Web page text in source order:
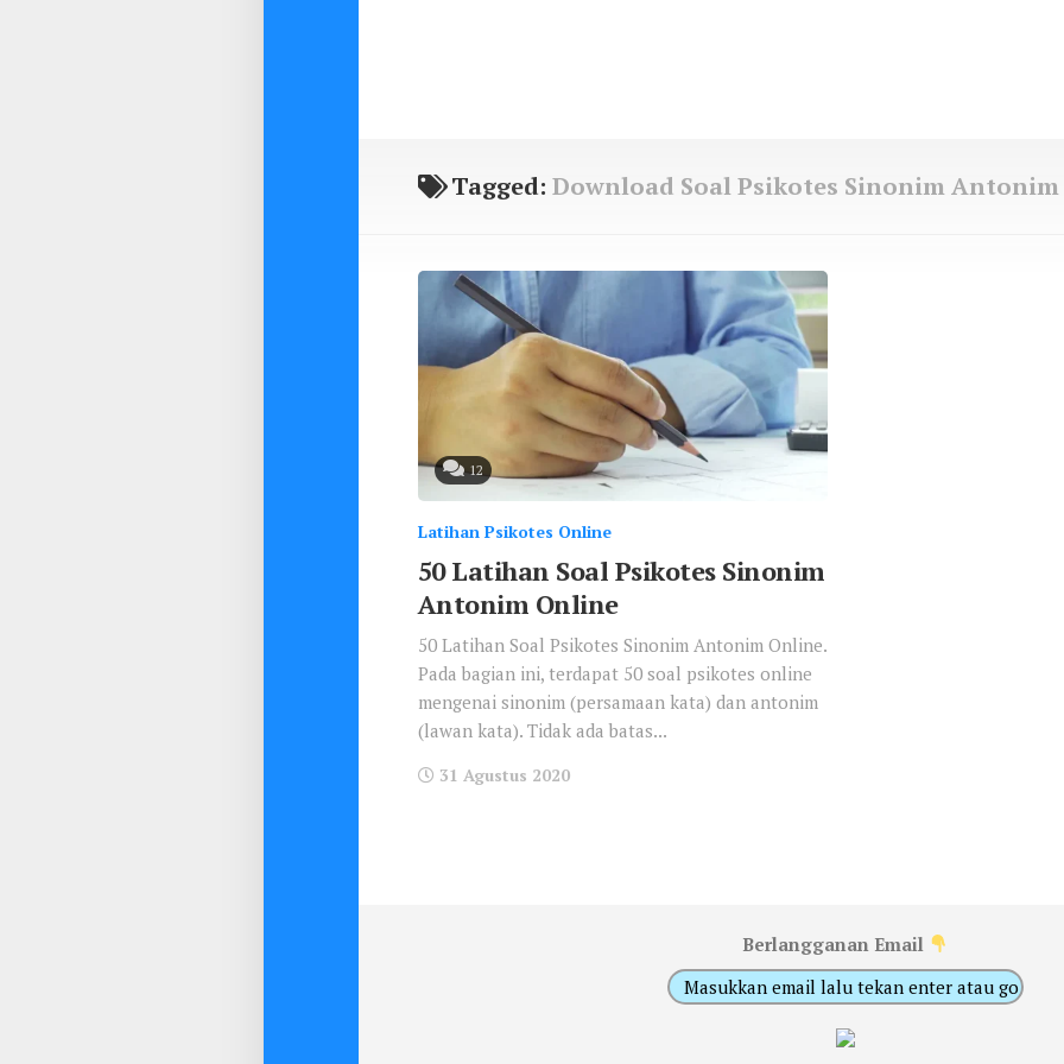
Tagged: Download Soal Psikotes Sinonim Antonim
12
Latihan Psikotes Online
50 Latihan Soal Psikotes Sinonim
Antonim Online
50 Latihan Soal Psikotes Sinonim Antonim Online.
Pada bagian ini, terdapat 50 soal psikotes online
mengenai sinonim (persamaan kata) dan antonim
(lawan kata). Tidak ada batas...
31 Agustus 2020
Berlangganan Email